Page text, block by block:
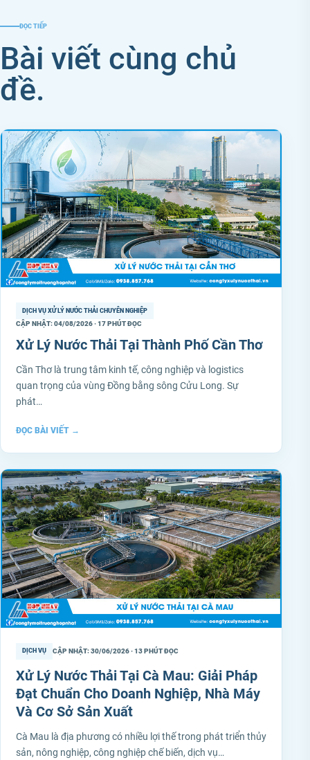
ĐỌC TIẾP
Bài viết cùng chủ
đề.
DỊCH VỤ XỬ LÝ NƯỚC THẢI CHUYÊN NGHIỆP
CẬP NHẬT: 04/08/2026 · 17 PHÚT ĐỌC
Xử Lý Nước Thải Tại Thành Phố Cần Thơ
Cần Thơ là trung tâm kinh tế, công nghiệp và logistics
quan trọng của vùng Đồng bằng sông Cửu Long. Sự
phát…
ĐỌC BÀI VIẾT →
DỊCH VỤ CẬP NHẬT: 30/06/2026 · 13 PHÚT ĐỌC
Xử Lý Nước Thải Tại Cà Mau: Giải Pháp
Đạt Chuẩn Cho Doanh Nghiệp, Nhà Máy
Và Cơ Sở Sản Xuất
Cà Mau là địa phương có nhiều lợi thế trong phát triển thủy
sản, nông nghiệp, công nghiệp chế biến, dịch vụ…